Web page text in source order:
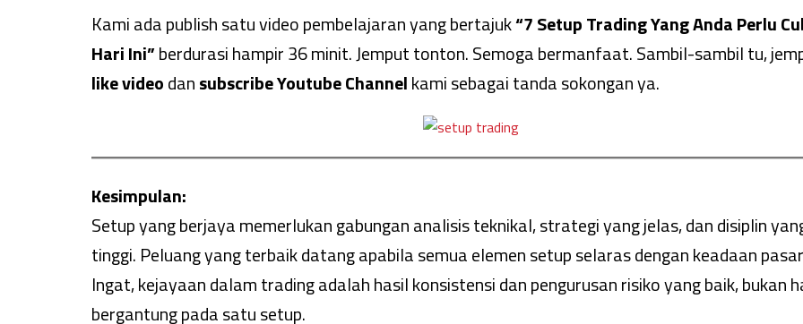
Kami ada publish satu video pembelajaran yang bertajuk“7 Setup Trading Yang Anda Perlu
Hari Ini”berdurasi hampir 36 minit. Jemput tonton. Semoga bermanfaat. Sambil-sambil tu,
like videodansubscribe Youtube Channelkami sebagai tanda sokongan ya.
Kesimpulan:
Setup yang berjaya memerlukan gabungan analisis teknikal, strategi yang jelas, dan disiplin
tinggi. Peluang yang terbaik datang apabila semua elemen setup selaras dengan keadaan
Ingat, kejayaan dalam trading adalah hasil konsistensi dan pengurusan risiko yang baik, bukan
bergantung pada satu setup.